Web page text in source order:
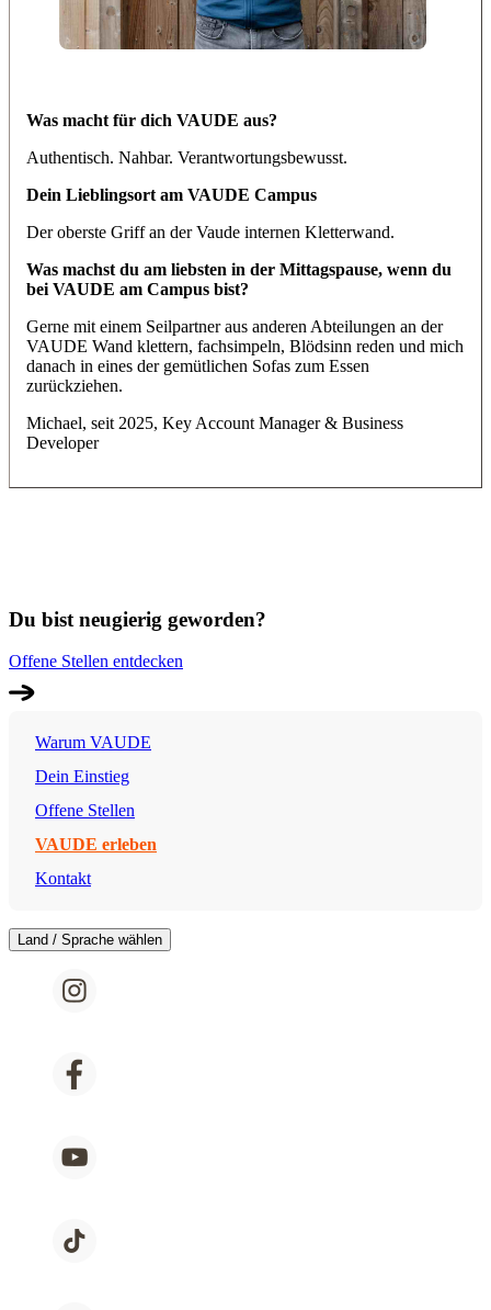
Was macht für dich VAUDE aus?
Authentisch. Nahbar. Verantwortungsbewusst.
Dein Lieblingsort am VAUDE Campus
Der oberste Griff an der Vaude internen Kletterwand.
Was machst du am liebsten in der Mittagspause, wenn du
bei VAUDE am Campus bist?
Gerne mit einem Seilpartner aus anderen Abteilungen an der
VAUDE Wand klettern, fachsimpeln, Blödsinn reden und mich
danach in eines der gemütlichen Sofas zum Essen
zurückziehen.
Michael, seit 2025, Key Account Manager & Business
Developer
Du bist neugierig geworden?
Offene Stellen entdecken
Warum VAUDE
Dein Einstieg
Offene Stellen
VAUDE erleben
Kontakt
Land / Sprache wählen